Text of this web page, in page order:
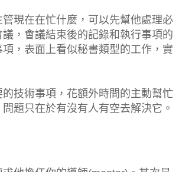
現在在忙什麼，可以先幫他處理必
，會議結束後的記錄和執行事項的
，表面上看似秘書類型的工作，實
的技術事項，花額外時間的主動幫忙
題只在於有沒有人有空去解決它。